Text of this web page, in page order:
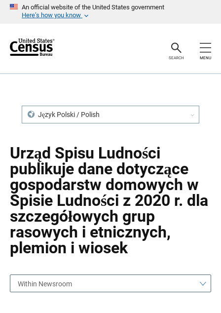
An official website of the United States government
Here’s how you know
r
SEARCH MENU
Język Polski / Polish
Urząd Spisu Ludności
publikuje dane dotyczące
gospodarstw domowych w
Spisie Ludności z 2020 r. dla
szczegółowych grup
rasowych i etnicznych,
plemion i wiosek
a
Within Newsroom